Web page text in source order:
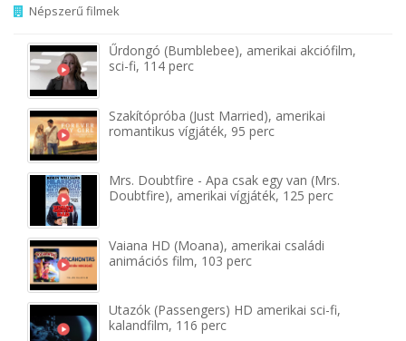
Népszerű filmek
Űrdongó (Bumblebee), amerikai akciófilm,
sci-fi, 114 perc
Szakítópróba (Just Married), amerikai
romantikus vígjáték, 95 perc
Mrs. Doubtfire - Apa csak egy van (Mrs.
Doubtfire), amerikai vígjáték, 125 perc
Vaiana HD (Moana), amerikai családi
animációs film, 103 perc
Utazók (Passengers) HD amerikai sci-fi,
kalandfilm, 116 perc